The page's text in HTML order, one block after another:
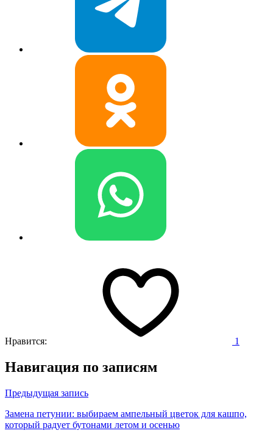
Нравится: 1
Навигация по записям
Предыдущая запись
Замена петунии: выбираем ампельный цветок для кашпо,
который радует бутонами летом и осенью